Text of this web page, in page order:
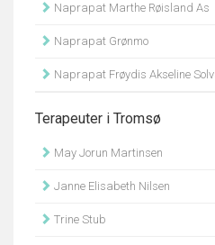
Naprapat Marthe Røisland As
Naprapat Grønmo
Naprapat Frøydis Akseline
Terapeuter i Tromsø
May Jorun Martinsen
Janne Elisabeth Nilsen
Trine Stub